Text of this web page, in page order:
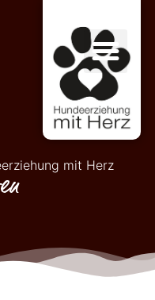
mit Herz